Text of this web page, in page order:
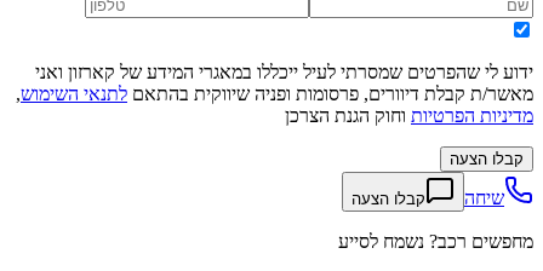
ידוע לי שהפרטים שמסרתי לעיל ייכללו במאגרי המידע של קארזון ואני
מאשר/ת קבלת דיוורים, פרסומות ופניה שיווקית בהתאם לתנאי השימוש,
מדיניות הפרטיות וחוק הגנת הצרכן
קבלו הצעה
שיחה קבלו הצעה
מחפשים רכב? נשמח לסייע